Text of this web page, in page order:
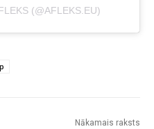
(@AFLEKS.EU)
Nākamais raksts